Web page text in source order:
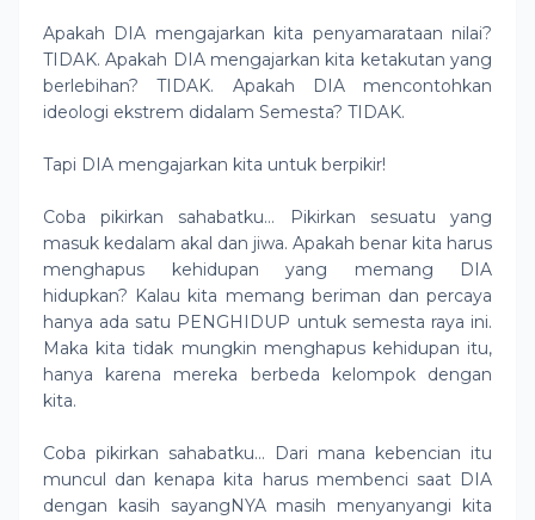
Apakah DIA mengajarkan kita penyamarataan nilai?
TIDAK. Apakah DIA mengajarkan kita ketakutan yang
berlebihan? TIDAK. Apakah DIA mencontohkan
ideologi ekstrem didalam Semesta? TIDAK.
Tapi DIA mengajarkan kita untuk berpikir!
Coba pikirkan sahabatku… Pikirkan sesuatu yang
masuk kedalam akal dan jiwa. Apakah benar kita harus
menghapus kehidupan yang memang DIA
hidupkan? Kalau kita memang beriman dan percaya
hanya ada satu PENGHIDUP untuk semesta raya ini.
Maka kita tidak mungkin menghapus kehidupan itu,
hanya karena mereka berbeda kelompok dengan
kita.
Coba pikirkan sahabatku… Dari mana kebencian itu
muncul dan kenapa kita harus membenci saat DIA
dengan kasih sayangNYA masih menyanyangi kita